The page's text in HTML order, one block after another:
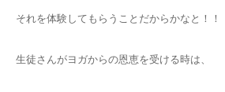
それを体験してもらうことだからかなと！！
生徒さんがヨガからの恩恵を受ける時は、